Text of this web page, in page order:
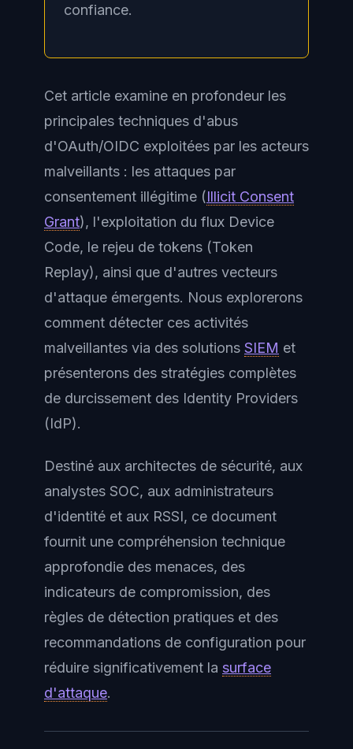
confiance.
Cet article examine en profondeur les
principales techniques d'abus
d'OAuth/OIDC exploitées par les acteurs
malveillants : les attaques par
consentement illégitime (Illicit Consent
Grant), l'exploitation du flux Device
Code, le rejeu de tokens (Token
Replay), ainsi que d'autres vecteurs
d'attaque émergents. Nous explorerons
comment détecter ces activités
malveillantes via des solutions SIEM et
présenterons des stratégies complètes
de durcissement des Identity Providers
(IdP).
Destiné aux architectes de sécurité, aux
analystes SOC, aux administrateurs
d'identité et aux RSSI, ce document
fournit une compréhension technique
approfondie des menaces, des
indicateurs de compromission, des
règles de détection pratiques et des
recommandations de configuration pour
réduire significativement la surface
d'attaque.